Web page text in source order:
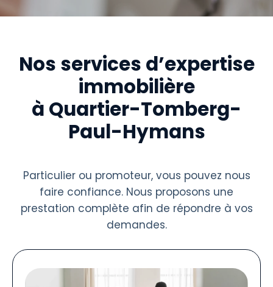
Nos services d’expertise
immobilière
à Quartier-Tomberg-
Paul-Hymans
Particulier ou promoteur, vous pouvez nous
faire confiance. Nous proposons une
prestation complète afin de répondre à vos
demandes.